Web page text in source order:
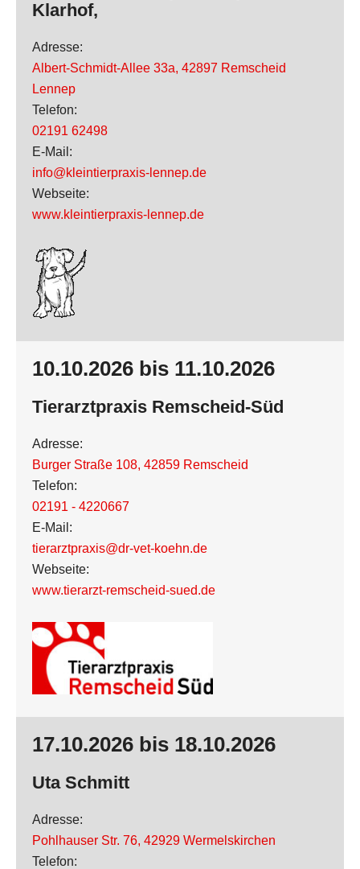
Klarhof,
Adresse:
Albert-Schmidt-Allee 33a, 42897 Remscheid
Lennep
Telefon:
02191 62498
E-Mail:
info@kleintierpraxis-lennep.de
Webseite:
www.kleintierpraxis-lennep.de
10.10.2026 bis 11.10.2026
Tierarztpraxis Remscheid-Süd
Adresse:
Burger Straße 108, 42859 Remscheid
Telefon:
02191 - 4220667
E-Mail:
tierarztpraxis@dr-vet-koehn.de
Webseite:
www.tierarzt-remscheid-sued.de
17.10.2026 bis 18.10.2026
Uta Schmitt
Adresse:
Pohlhauser Str. 76, 42929 Wermelskirchen
Telefon: